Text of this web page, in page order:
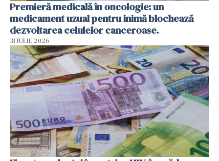
Premieră medicală în oncologie: un
medicament uzual pentru inimă blochează
dezvoltarea celulelor canceroase.
31 IULIE 2026